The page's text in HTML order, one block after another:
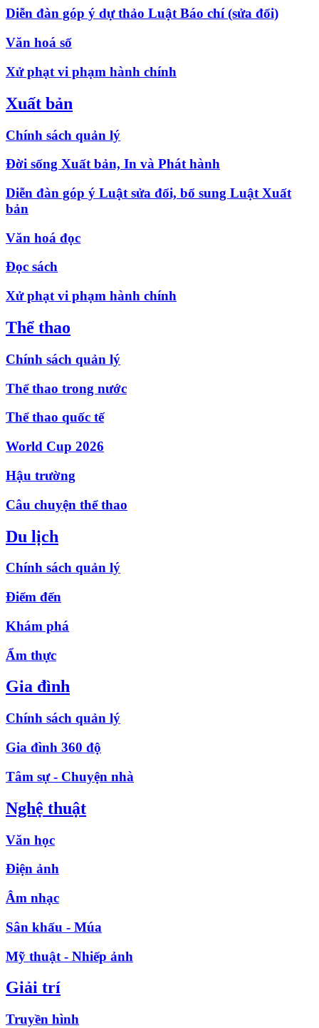
Diễn đàn góp ý dự thảo Luật Báo chí (sửa đổi)
Văn hoá số
Xử phạt vi phạm hành chính
Xuất bản
Chính sách quản lý
Đời sống Xuất bản, In và Phát hành
Diễn đàn góp ý Luật sửa đổi, bổ sung Luật Xuất
bản
Văn hoá đọc
Đọc sách
Xử phạt vi phạm hành chính
Thể thao
Chính sách quản lý
Thể thao trong nước
Thể thao quốc tế
World Cup 2026
Hậu trường
Câu chuyện thể thao
Du lịch
Chính sách quản lý
Điểm đến
Khám phá
Ẩm thực
Gia đình
Chính sách quản lý
Gia đình 360 độ
Tâm sự - Chuyện nhà
Nghệ thuật
Văn học
Điện ảnh
Âm nhạc
Sân khấu - Múa
Mỹ thuật - Nhiếp ảnh
Giải trí
Truyền hình